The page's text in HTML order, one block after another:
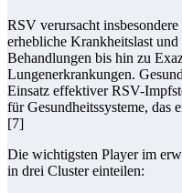
RSV verursacht
erhebliche Krankheitslast
Behandlungen bis hin zu
Lungenerkrankungen.
Einsatz effektiver RSV-
für Gesundheitssysteme, das
[7]
Die wichtigsten Player im
in drei Cluster einteilen: